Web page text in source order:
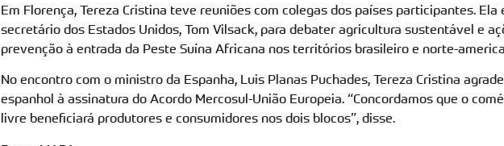
Em Florença, Tereza Cristina teve reuniões com colegas dos países participantes. Ela
secretário dos Estados Unidos, Tom Vilsack, para debater agricultura sustentável e
prevenção à entrada da Peste Suína Africana nos territórios brasileiro e norte-
No encontro com o ministro da Espanha, Luis Planas Puchades, Tereza Cristina
espanhol à assinatura do Acordo Mercosul-União Europeia. “Concordamos que o
livre beneficiará produtores e consumidores nos dois blocos”, disse.